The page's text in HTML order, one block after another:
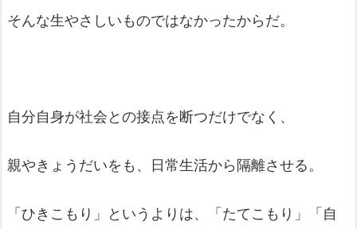
そんな生やさしいものではなかったからだ。
自分自身が社会との接点を断つだけでなく、
親やきょうだいをも、日常生活から隔離させる。
「ひきこもり」というよりは、「たてこもり」「自